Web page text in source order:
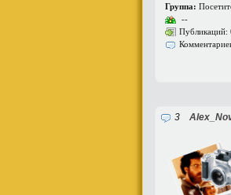
Группа:
--
Публикаций:
3